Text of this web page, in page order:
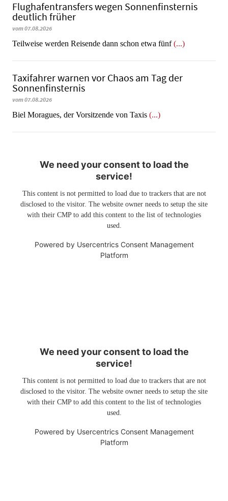
Flughafentransfers wegen Sonnenfinsternis
deutlich früher
vom 07.08.2026
Teilweise werden Reisende dann schon etwa fünf(...)
Taxifahrer warnen vor Chaos am Tag der
Sonnenfinsternis
vom 07.08.2026
​​​​​​​Biel Moragues, der Vorsitzende von Taxis (...)
We need your consent to load the
service!
This content is not permitted to load due to trackers that are not
disclosed to the visitor. The website owner needs to setup the site
with their CMP to add this content to the list of technologies
used.
Powered by Usercentrics Consent Management
Platform
We need your consent to load the
service!
This content is not permitted to load due to trackers that are not
disclosed to the visitor. The website owner needs to setup the site
with their CMP to add this content to the list of technologies
used.
Powered by Usercentrics Consent Management
Platform